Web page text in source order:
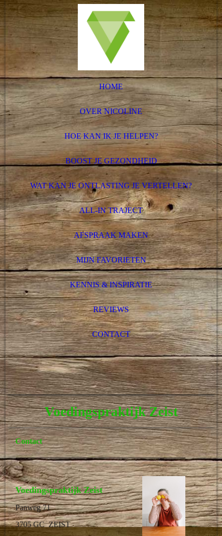
HOME
OVER NICOLINE
HOE KAN IK JE HELPEN?
BOOST JE GEZONDHEID
WAT KAN JE ONTLASTING JE VERTELLEN?
ALL-IN TRAJECT
AFSPRAAK MAKEN
MIJN FAVORIETEN
KENNIS & INSPIRATIE
REVIEWS
CONTACT
Voedingspraktijk Zeist
Contact
Voedingspraktijk Zeist
Panweg 71
3705 GC ZEIST